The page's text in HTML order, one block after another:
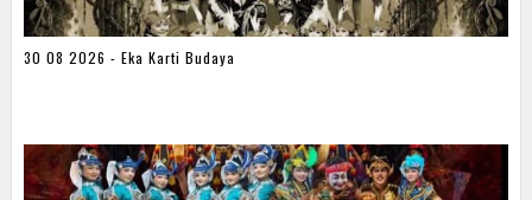
30 08 2026 - Eka Karti Budaya